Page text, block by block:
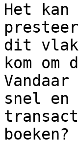
Het
dit
kom
snel en
boeken?